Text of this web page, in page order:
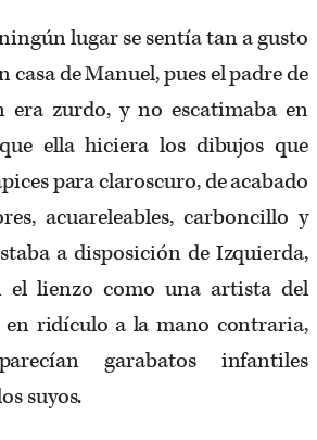
lugar se sentía tan a gusto
de Manuel, pues el padre de
era zurdo, y no escatimaba en
ella hiciera los dibujos que
para claroscuro, de acabado
acuareleables, carboncillo y
a disposición de Izquierda,
el lienzo como una artista del
en ridículo a la mano contraria,
garabatos infantiles
suyos.